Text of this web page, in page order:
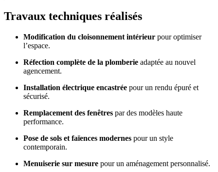
Travaux techniques réalisés
Modification du cloisonnement intérieur pour optimiser
l’espace.
Réfection complète de la plomberie adaptée au nouvel
agencement.
Installation électrique encastrée pour un rendu épuré et
sécurisé.
Remplacement des fenêtres par des modèles haute
performance.
Pose de sols et faïences modernes pour un style
contemporain.
Menuiserie sur mesure pour un aménagement personnalisé.